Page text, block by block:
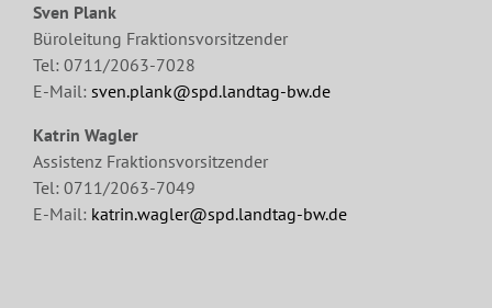
Sven Plank
Büroleitung Fraktionsvorsitzender
Tel: 0711/2063-7028
E-Mail: sven.plank@spd.landtag-bw.de
Katrin Wagler
Assistenz Fraktionsvorsitzender
Tel: 0711/2063-7049
E-Mail: katrin.wagler@spd.landtag-bw.de